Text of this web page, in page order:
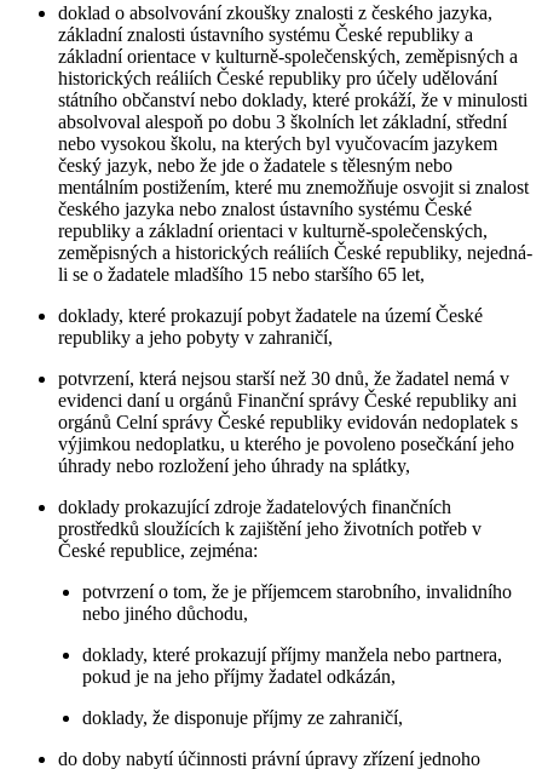
doklad o absolvování zkoušky znalosti z českého jazyka,
základní znalosti ústavního systému České republiky a
základní orientace v kulturně-společenských, zeměpisných a
historických reáliích České republiky pro účely udělování
státního občanství nebo doklady, které prokáží, že v minulosti
absolvoval alespoň po dobu 3 školních let základní, střední
nebo vysokou školu, na kterých byl vyučovacím jazykem
český jazyk, nebo že jde o žadatele s tělesným nebo
mentálním postižením, které mu znemožňuje osvojit si znalost
českého jazyka nebo znalost ústavního systému České
republiky a základní orientaci v kulturně-společenských,
zeměpisných a historických reáliích České republiky, nejedná-
li se o žadatele mladšího 15 nebo staršího 65 let,
doklady, které prokazují pobyt žadatele na území České
republiky a jeho pobyty v zahraničí,
potvrzení, která nejsou starší než 30 dnů, že žadatel nemá v
evidenci daní u orgánů Finanční správy České republiky ani
orgánů Celní správy České republiky evidován nedoplatek s
výjimkou nedoplatku, u kterého je povoleno posečkání jeho
úhrady nebo rozložení jeho úhrady na splátky,
doklady prokazující zdroje žadatelových finančních
prostředků sloužících k zajištění jeho životních potřeb v
České republice, zejména:
potvrzení o tom, že je příjemcem starobního, invalidního
nebo jiného důchodu,
doklady, které prokazují příjmy manžela nebo partnera,
pokud je na jeho příjmy žadatel odkázán,
doklady, že disponuje příjmy ze zahraničí,
do doby nabytí účinnosti právní úpravy zřízení jednoho